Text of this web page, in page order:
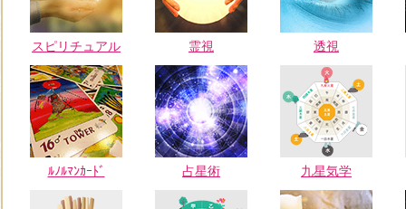
スピリチュアル 霊視 透視
ﾙﾉﾙﾏﾝｶｰﾄﾞ 占星術 九星気学